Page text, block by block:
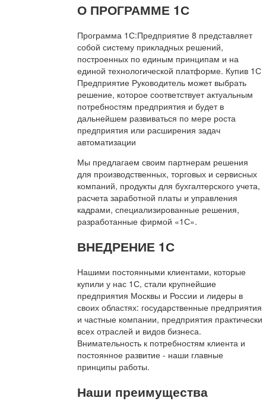
О ПРОГРАММЕ 1С
Программа 1С:Предприятие 8 представляет
собой систему прикладных решений,
построенных по единым принципам и на
единой технологической платформе. Купив 1С
Предприятие Руководитель может выбрать
решение, которое соответствует актуальным
потребностям предприятия и будет в
дальнейшем развиваться по мере роста
предприятия или расширения задач
автоматизации
Мы предлагаем своим партнерам решения
для производственных, торговых и сервисных
компаний, продукты для бухгалтерского учета,
расчета заработной платы и управления
кадрами, специализированные решения,
разработанные фирмой «1С».
ВНЕДРЕНИЕ 1С
Нашими постоянными клиентами, которые
купили у нас 1С, стали крупнейшие
предприятия Москвы и России и лидеры в
своих областях: государственные предприятия
и частные компании, предприятия практически
всех отраслей и видов бизнеса.
Внимательность к потребностям клиента и
постоянное развитие - наши главные
принципы работы.
Наши преимущества